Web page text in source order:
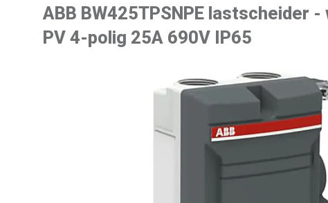
ABB BW425TPSNPE lastscheider
PV 4-polig 25A 690V IP65